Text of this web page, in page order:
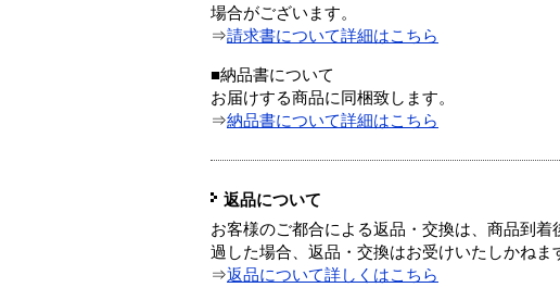
場合がございます。
⇒請求書について詳細はこちら
■納品書について
お届けする商品に同梱致します。
⇒納品書について詳細はこちら
返品について
お客様のご都合による返品・交換は、商品到
過した場合、返品・交換はお受けいたしかねま
⇒返品について詳しくはこちら